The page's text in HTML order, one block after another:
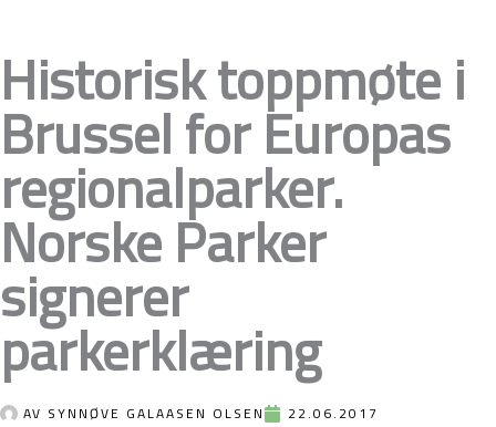
Historisk toppmøte i
Brussel for Europas
regionalparker.
Norske Parker
signerer
parkerklæring
AV SYNNØVE GALAASEN OLSEN 22.06.2017